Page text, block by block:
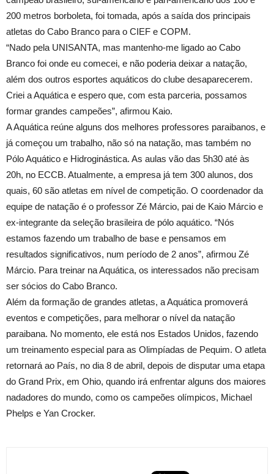
200 metros borboleta, foi tomada, após a saída dos principais
atletas do Cabo Branco para o CIEF e COPM.
“Nado pela UNISANTA, mas mantenho-me ligado ao Cabo
Branco foi onde eu comecei, e não poderia deixar a natação,
além dos outros esportes aquáticos do clube desaparecerem.
Criei a Aquática e espero que, com esta parceria, possamos
formar grandes campeões”, afirmou Kaio.
A Aquática reúne alguns dos melhores professores paraibanos, e
já começou um trabalho, não só na natação, mas também no
Pólo Aquático e Hidroginástica. As aulas vão das 5h30 até às
20h, no ECCB. Atualmente, a empresa já tem 300 alunos, dos
quais, 60 são atletas em nível de competição. O coordenador da
equipe de natação é o professor Zé Márcio, pai de Kaio Márcio e
ex-integrante da seleção brasileira de pólo aquático. “Nós
estamos fazendo um trabalho de base e pensamos em
resultados significativos, num período de 2 anos”, afirmou Zé
Márcio. Para treinar na Aquática, os interessados não precisam
ser sócios do Cabo Branco.
Além da formação de grandes atletas, a Aquática promoverá
eventos e competições, para melhorar o nível da natação
paraibana. No momento, ele está nos Estados Unidos, fazendo
um treinamento especial para as Olimpíadas de Pequim. O atleta
retornará ao País, no dia 8 de abril, depois de disputar uma etapa
do Grand Prix, em Ohio, quando irá enfrentar alguns dos maiores
nadadores do mundo, como os campeões olímpicos, Michael
Phelps e Yan Crocker.